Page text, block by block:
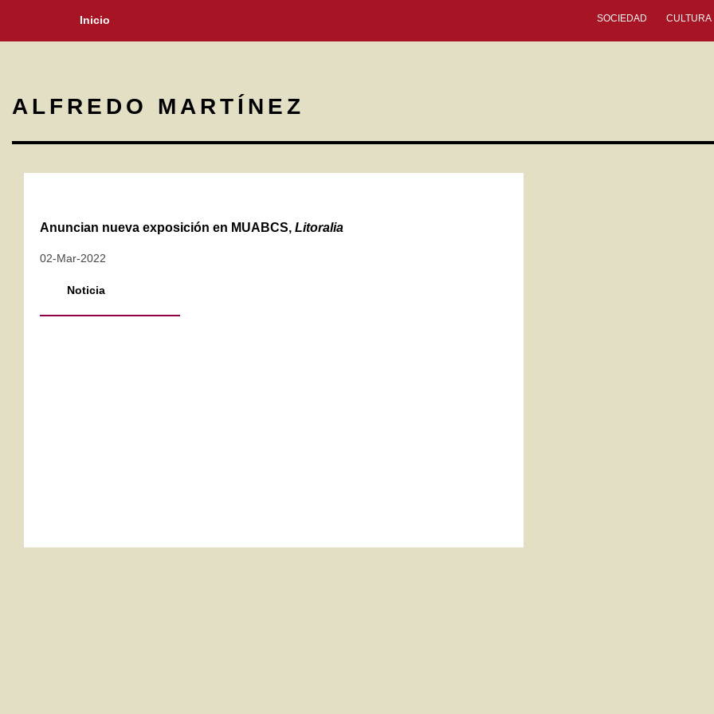
Inicio SOCIEDAD CULTURA
ALFREDO MARTÍNEZ
Anuncian nueva exposición en MUABCS, Litoralia
02-Mar-2022
Noticia